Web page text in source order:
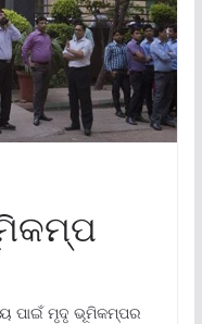
ପାଇଁ ମୃଦୃ ଭୂମିକମ୍ପର